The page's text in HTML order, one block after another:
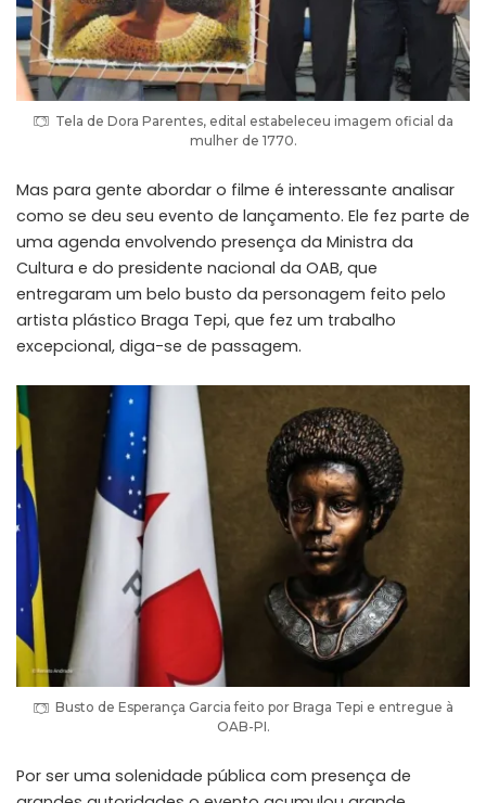
Tela de Dora Parentes, edital estabeleceu imagem oficial da
mulher de 1770.
Mas para gente abordar o filme é interessante analisar
como se deu seu evento de lançamento. Ele fez parte de
uma agenda envolvendo presença da Ministra da
Cultura e do presidente nacional da OAB, que
entregaram um belo busto da personagem feito pelo
artista plástico Braga Tepi, que fez um trabalho
excepcional, diga-se de passagem.
Busto de Esperança Garcia feito por Braga Tepi e entregue à
OAB-PI.
Por ser uma solenidade pública com presença de